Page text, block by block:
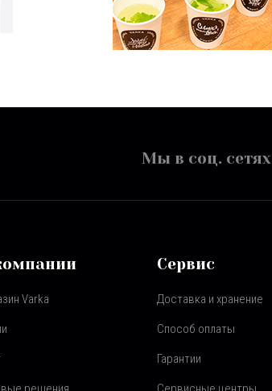
Мы в соц. сетях
Varka
Сервис
Доставка и хранение
Способ оплаты
Гарантии